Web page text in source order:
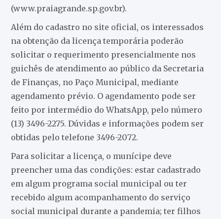
(www.praiagrande.sp.gov.br).
Além do cadastro no site oficial, os interessados
na obtenção da licença temporária poderão
solicitar o requerimento presencialmente nos
guichês de atendimento ao público da Secretaria
de Finanças, no Paço Municipal, mediante
agendamento prévio. O agendamento pode ser
feito por intermédio do WhatsApp, pelo número
(13) 3496-2275. Dúvidas e informações podem ser
obtidas pelo telefone 3496-2072.
Para solicitar a licença, o munícipe deve
preencher uma das condições: estar cadastrado
em algum programa social municipal ou ter
recebido algum acompanhamento do serviço
social municipal durante a pandemia; ter filhos